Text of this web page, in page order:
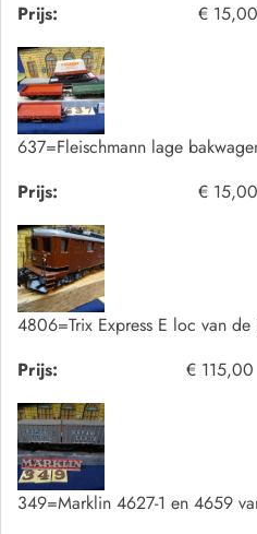
Prijs:
€ 15,00
637=Fleischmann lage
Prijs:
€ 15,00
4806=Trix Express E loc van de
Prijs:
€ 115,00
349=Marklin 4627-1 en 4659